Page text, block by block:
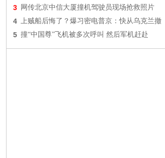
3 网传北京中信大厦撞机驾驶员现场抢救照片
4 上贼船后悔了？爆习密电普京：快从乌克兰撤
5 撞“中国尊”飞机被多次呼叫 然后军机赶赴